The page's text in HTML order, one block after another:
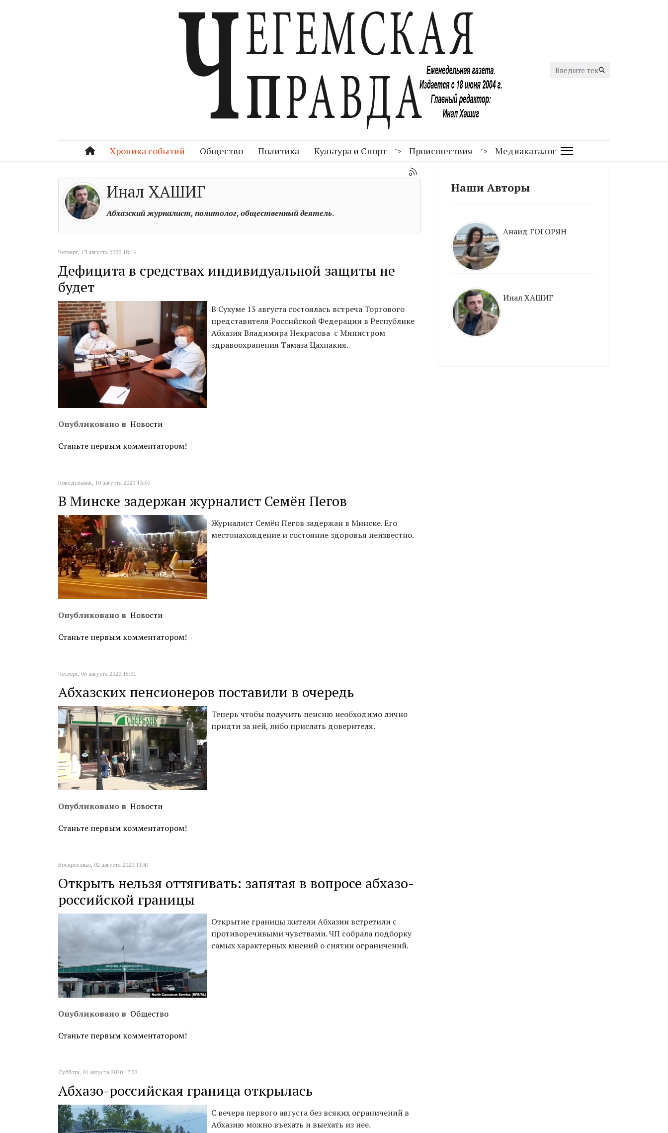
Искать...
Хроника событий Общество Политика Культура и Спорт "> Происшествия "> Медиакаталог
Инал ХАШИГ
Абхазский журналист, политолог, общественный деятель.
Четверг, 13 августа 2020 18:16
Дефицита в средствах индивидуальной защиты не
будет
В Сухуме 13 августа состоялась встреча Торгового
представителя Российской Федерации в Республике
Абхазия Владимира Некрасова с Министром
здравоохранения ТамазаЦахнакия.
Опубликовано в Новости
Станьте первым комментатором!
Понедельник, 10 августа 2020 13:50
В Минске задержан журналист Семён Пегов
Журналист Семён Пегов задержан в Минске. Его
местонахождение и состояние здоровья неизвестно.
Опубликовано в Новости
Станьте первым комментатором!
Четверг, 06 августа 2020 15:31
Абхазских пенсионеров поставили в очередь
Теперь чтобы получить пенсию необходимо лично
придти за ней, либо прислать доверителя.
Опубликовано в Новости
Станьте первым комментатором!
Воскресенье, 02 августа 2020 11:47
Открыть нельзя оттягивать: запятая в вопросе абхазо-
российской границы
Открытие границы жители Абхазии встретили с
противоречивыми чувствами. ЧП собрала подборку
самых характерных мнений о снятии ограничений.
Опубликовано в Общество
Станьте первым комментатором!
Суббота, 01 августа 2020 17:22
Абхазо-российская граница открылась
С вечера первого августа без всяких ограничений в
Абхазию можно въехать и выехать из нее.
Наши Авторы
Анаид ГОГОРЯН
Инал ХАШИГ